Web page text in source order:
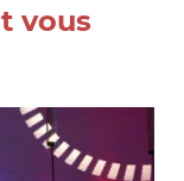
vous